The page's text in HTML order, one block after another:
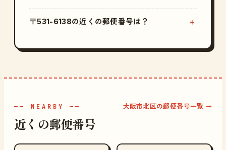
〒531-6138の近くの郵便番号は？
—— NEARBY ——
近くの郵便番号
大阪市北区の郵便番号一覧 →